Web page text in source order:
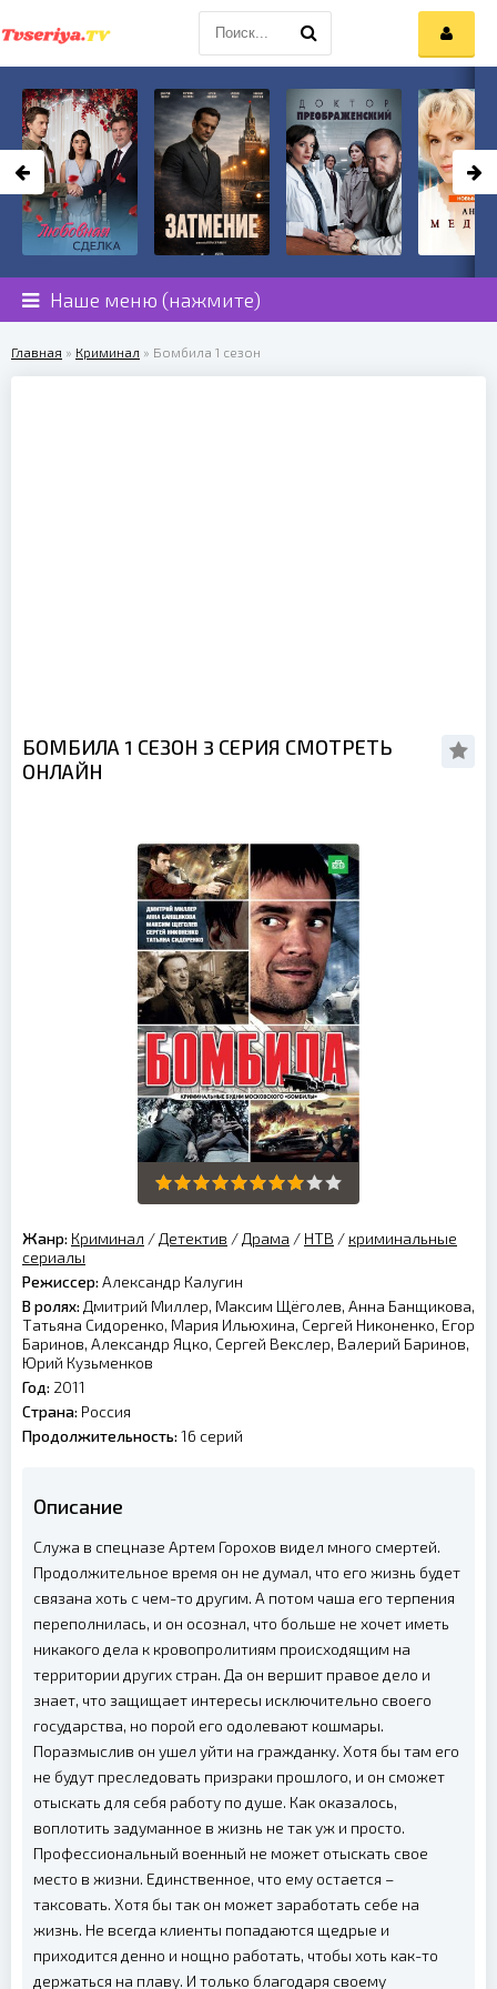
Наше меню (нажмите)
Главная » Криминал » Бомбила 1 сезон
БОМБИЛА 1 СЕЗОН 3 СЕРИЯ СМОТРЕТЬ
ОНЛАЙН
Жанр: Криминал / Детектив / Драма / НТВ / криминальные
сериалы
Режиссер: Александр Калугин
В ролях: Дмитрий Миллер, Максим Щёголев, Анна Банщикова,
Татьяна Сидоренко, Мария Ильюхина, Сергей Никоненко, Егор
Баринов, Александр Яцко, Сергей Векслер, Валерий Баринов,
Юрий Кузьменков
Год: 2011
Страна: Россия
Продолжительность: 16 серий
Описание
Служа в спецназе Артем Горохов видел много смертей.
Продолжительное время он не думал, что его жизнь будет
связана хоть с чем-то другим. А потом чаша его терпения
переполнилась, и он осознал, что больше не хочет иметь
никакого дела к кровопролитиям происходящим на
территории других стран. Да он вершит правое дело и
знает, что защищает интересы исключительно своего
государства, но порой его одолевают кошмары.
Поразмыслив он ушел уйти на гражданку. Хотя бы там его
не будут преследовать призраки прошлого, и он сможет
отыскать для себя работу по душе. Как оказалось,
воплотить задуманное в жизнь не так уж и просто.
Профессиональный военный не может отыскать свое
место в жизни. Единственное, что ему остается –
таксовать. Хотя бы так он может заработать себе на
жизнь. Не всегда клиенты попадаются щедрые и
приходится денно и нощно работать, чтобы хоть как-то
держаться на плаву. И только благодаря своему